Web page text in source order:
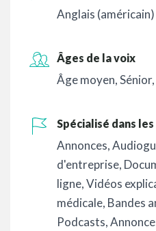
Anglais (américain)
Âges de la voix
Âge moyen,Sénior,
Spécialisé dans
Annonces,
d'entreprise,
ligne,Vidéos
médicale, Bandes
Podcasts,